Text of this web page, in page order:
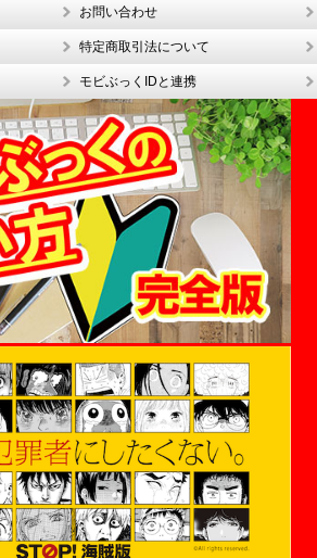
お問い合わせ
特定商取引法について
モビぶっくIDと連携